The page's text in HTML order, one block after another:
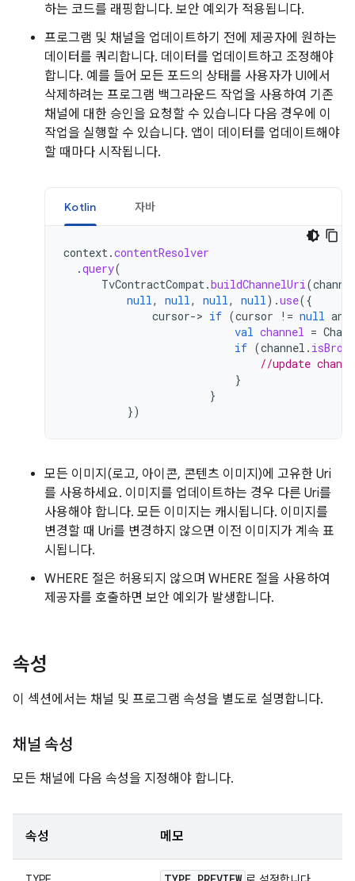
하는 코드를 래핑합니다. 보안 예외가 적용됩니다.
프로그램 및 채널을 업데이트하기 전에 제공자에 원하는
데이터를 쿼리합니다. 데이터를 업데이트하고 조정해야
합니다. 예를 들어 모든 포드의 상태를 사용자가 UI에서
삭제하려는 프로그램 백그라운드 작업을 사용하여 기존
채널에 대한 승인을 요청할 수 있습니다 다음 경우에 이
작업을 실행할 수 있습니다. 앱이 데이터를 업데이트해야
할 때마다 시작됩니다.
Kotlin 자바
context.contentResolver
.query(
TvContractCompat.buildChannelUri(
null, null, null, null).use({
cursor-> if (cursor != null and
val channel =
if (channel .
//update
}
}
})
모든 이미지(로고, 아이콘, 콘텐츠 이미지)에 고유한 Uri
를 사용하세요. 이미지를 업데이트하는 경우 다른 Uri를
사용해야 합니다. 모든 이미지는 캐시됩니다. 이미지를
변경할 때 Uri를 변경하지 않으면 이전 이미지가 계속 표
시됩니다.
WHERE 절은 허용되지 않으며 WHERE 절을 사용하여
제공자를 호출하면 보안 예외가 발생합니다.
속성
이 섹션에서는 채널 및 프로그램 속성을 별도로 설명합니다.
채널 속성
모든 채널에 다음 속성을 지정해야 합니다.
속성 메모